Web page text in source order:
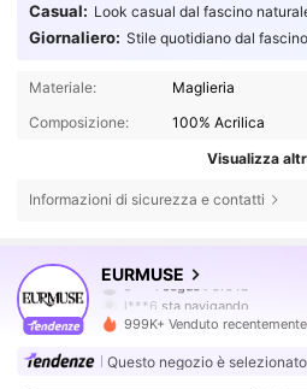
Casual: Look casual dal fascino
Giornaliero: Stile quotidiano dal
Materiale:
Maglieria
Composizione:
100% Acrilica
Visualizza
Informazioni di sicurezza e contatti
EURMUSE
l***6 sta navigando
4.75
354K Follower
999K+ Venduto recentemente
Questo negozio è